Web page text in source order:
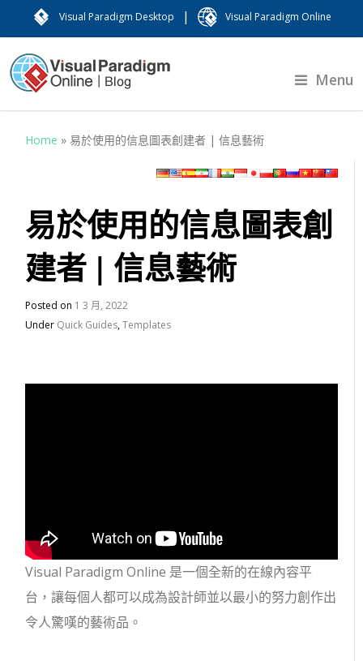
Visual Paradigm Desktop | Visual Paradigm Online
Menu
Home » 易於使用的信息圖表創建者 | 信息藝術
易於使用的信息圖表創
建者 | 信息藝術
Posted on 1 3 月, 2022
Under Quick Guides,Templates
Visual Paradigm Online 是一個全新的在線內容平
台，讓每個人都可以成為設計師並以最小的努力創作出
令人驚嘆的藝術品。